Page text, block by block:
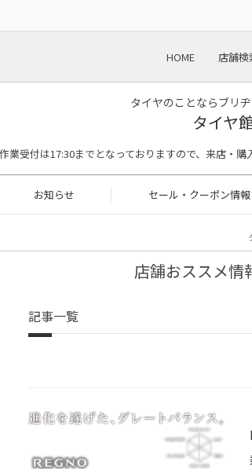
HOME 店舗検
タイヤのことならブリ
タイヤ
業受付は17:30までとなっておりますので、来店・購
お知らせ セール・クーポン情報
店舗おススメ情
記事一覧